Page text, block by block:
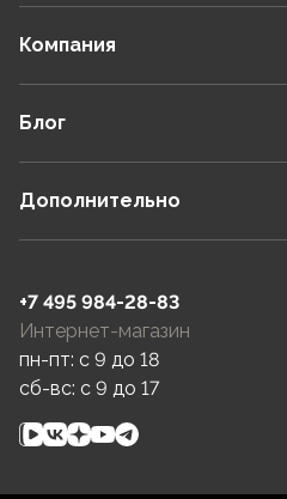
Компания
Блог
Дополнительно
+7 495 984-28-83
Интернет-магазин
пн-пт: c 9 до 18
сб-вс: c 9 до 17